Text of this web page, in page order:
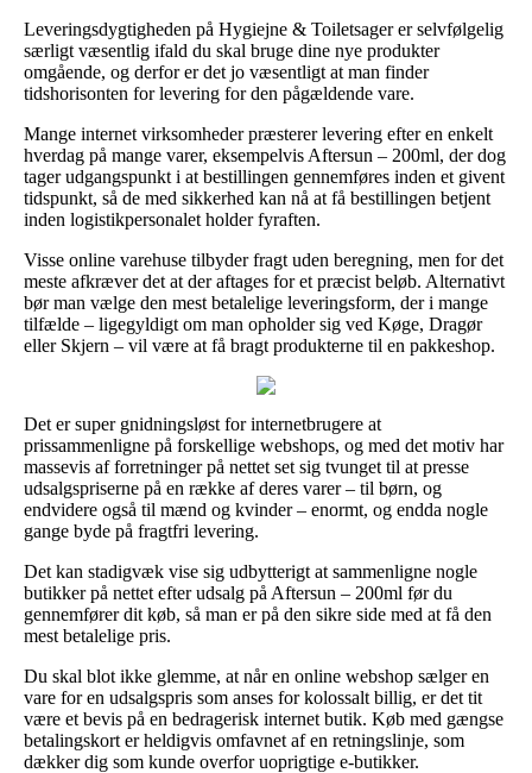
Leveringsdygtigheden på Hygiejne & Toiletsager er selvfølgelig
særligt væsentlig ifald du skal bruge dine nye produkter
omgående, og derfor er det jo væsentligt at man finder
tidshorisonten for levering for den pågældende vare.
Mange internet virksomheder præsterer levering efter en enkelt
hverdag på mange varer, eksempelvis Aftersun – 200ml, der dog
tager udgangspunkt i at bestillingen gennemføres inden et givent
tidspunkt, så de med sikkerhed kan nå at få bestillingen betjent
inden logistikpersonalet holder fyraften.
Visse online varehuse tilbyder fragt uden beregning, men for det
meste afkræver det at der aftages for et præcist beløb. Alternativt
bør man vælge den mest betalelige leveringsform, der i mange
tilfælde – ligegyldigt om man opholder sig ved Køge, Dragør
eller Skjern – vil være at få bragt produkterne til en pakkeshop.
Det er super gnidningsløst for internetbrugere at
prissammenligne på forskellige webshops, og med det motiv har
massevis af forretninger på nettet set sig tvunget til at presse
udsalgspriserne på en række af deres varer – til børn, og
endvidere også til mænd og kvinder – enormt, og endda nogle
gange byde på fragtfri levering.
Det kan stadigvæk vise sig udbytterigt at sammenligne nogle
butikker på nettet efter udsalg på Aftersun – 200ml før du
gennemfører dit køb, så man er på den sikre side med at få den
mest betalelige pris.
Du skal blot ikke glemme, at når en online webshop sælger en
vare for en udsalgspris som anses for kolossalt billig, er det tit
være et bevis på en bedragerisk internet butik. Køb med gængse
betalingskort er heldigvis omfavnet af en retningslinje, som
dækker dig som kunde overfor uoprigtige e-butikker.